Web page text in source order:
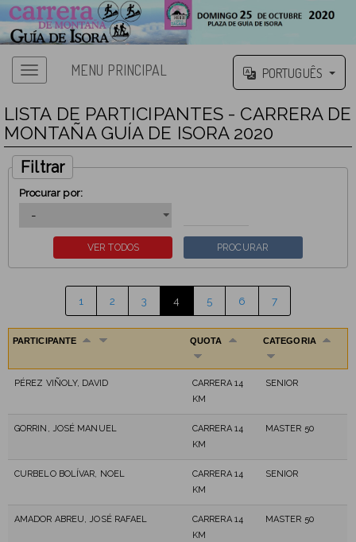
MENU PRINCIPAL PORTUGUÊS
LISTA DE PARTICIPANTES - CARRERA DE
MONTAÑA GUÍA DE ISORA 2020
Filtrar
Procurar por:
1 2 3 4 5 6 7
PARTICIPANTE QUOTA CATEGORIA
PÉREZ VIÑOLY, DAVID
CARRERA 14
KM
SENIOR
GORRIN, JOSÉ MANUEL
CARRERA 14
KM
MASTER 50
CURBELO BOLÍVAR, NOEL
CARRERA 14
KM
SENIOR
AMADOR ABREU, JOSÉ RAFAEL
CARRERA 14
KM
MASTER 50